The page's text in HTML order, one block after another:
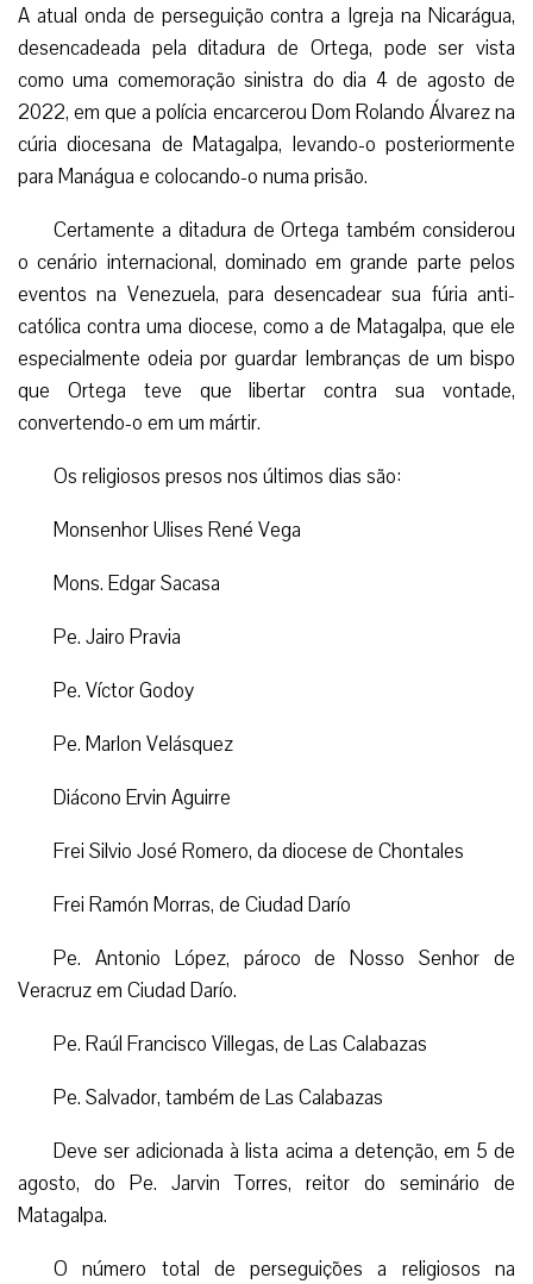
A atual onda de perseguição contra a Igreja na Nicarágua,
desencadeada pela ditadura de Ortega, pode ser vista
como uma comemoração sinistra do dia 4 de agosto de
2022, em que a polícia encarcerou Dom Rolando Álvarez na
cúria diocesana de Matagalpa, levando-o posteriormente
para Manágua e colocando-o numa prisão.
Certamente a ditadura de Ortega também considerou
o cenário internacional, dominado em grande parte pelos
eventos na Venezuela, para desencadear sua fúria anti-
católica contra uma diocese, como a de Matagalpa, que ele
especialmente odeia por guardar lembranças de um bispo
que Ortega teve que libertar contra sua vontade,
convertendo-o em um mártir.
Os religiosos presos nos últimos dias são:
Monsenhor Ulises René Vega
Mons. Edgar Sacasa
Pe. Jairo Pravia
Pe. Víctor Godoy
Pe. Marlon Velásquez
Diácono Ervin Aguirre
Frei Silvio José Romero, da diocese de Chontales
Frei Ramón Morras, de Ciudad Darío
Pe. Antonio López, pároco de Nosso Senhor de
Veracruz em Ciudad Darío.
Pe. Raúl Francisco Villegas, de Las Calabazas
Pe. Salvador, também de Las Calabazas
Deve ser adicionada à lista acima a detenção, em 5 de
agosto, do Pe. Jarvin Torres, reitor do seminário de
Matagalpa.
O número total de perseguições a religiosos na